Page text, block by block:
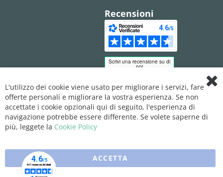
Recensioni
L'utilizzo dei cookie viene usato per migliorare i servizi, fare
offerte personali e migliorare la vostra esperienza. Se non
accettate i cookie opzionali qui di seguito, l'esperienza di
navigazione potrebbe essere differente. Se volete saperne di
più, leggete la Cookie Policy
ACCETTA